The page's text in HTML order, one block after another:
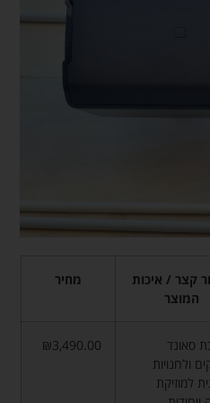
קצר / איכות
המוצר
מחיר
סאונד
ולחנויות
למוזיקת
₪3,490.00